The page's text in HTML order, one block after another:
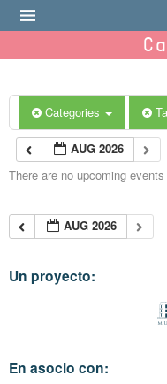
Categories
AUG 2026
There are no upcoming
AUG 2026
Un proyecto:
En asocio con: